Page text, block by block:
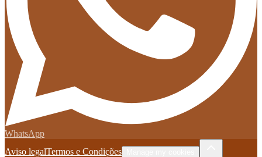
WhatsApp
Aviso legalTermos e Condições